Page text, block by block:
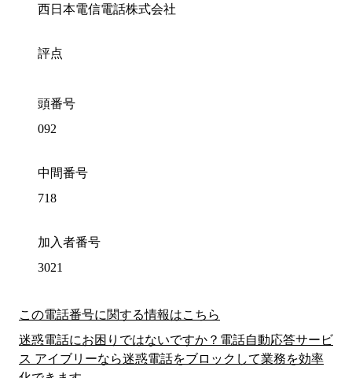
西日本電信電話株式会社
評点
頭番号
092
中間番号
718
加入者番号
3021
この電話番号に関する情報はこちら
迷惑電話にお困りではないですか？電話自動応答サービ
ス アイブリーなら迷惑電話をブロックして業務を効率